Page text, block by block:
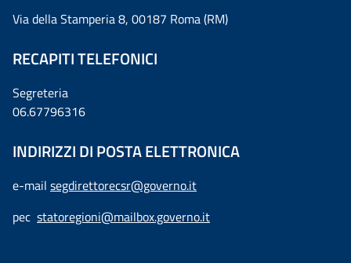
Via della Stamperia 8, 00187 Roma (RM)
RECAPITI TELEFONICI
Segreteria
06.67796316
INDIRIZZI DI POSTA ELETTRONICA
e-mail segdirettorecsr@governo.it
pec statoregioni@mailbox.governo.it